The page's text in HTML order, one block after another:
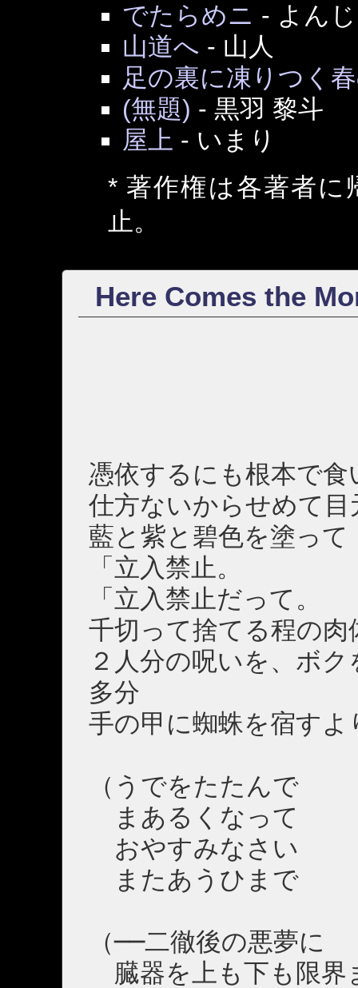
でたらめニ - よん
山道へ - 山人
足の裏に凍りつく
(無題) - 黒羽 黎斗
屋上 - いまり
* 著作権は各著者に
止。
Here Comes the
憑依するにも根本で食
仕方ないからせめて目
藍と紫と碧色を塗って
「立入禁止。
「立入禁止だって。
千切って捨てる程の
２人分の呪いを、ボ
多分
手の甲に蜘蛛を宿す
（うでをたたんで
まあるくなって
おやすみなさい
またあうひまで
（──二徹後の悪夢に
臓器を上も下も限界